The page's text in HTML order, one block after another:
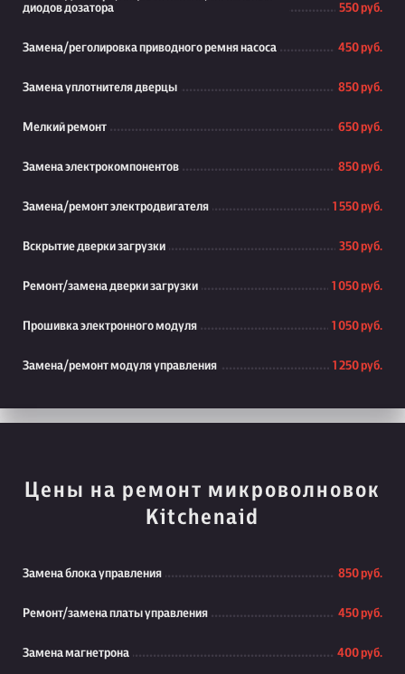
диодов дозатора
550 руб.
Замена/реголировка приводного ремня насоса 450 руб.
Замена уплотнителя дверцы 850 руб.
Мелкий ремонт 650 руб.
Замена электрокомпонентов 850 руб.
Замена/ремонт электродвигателя 1 550 руб.
Вскрытие дверки загрузки 350 руб.
Ремонт/замена дверки загрузки 1 050 руб.
Прошивка электронного модуля 1 050 руб.
Замена/ремонт модуля управления 1 250 руб.
Цены на ремонт микроволновок
Kitchenaid
Замена блока управления 850 руб.
Ремонт/замена платы управления 450 руб.
Замена магнетрона 400 руб.